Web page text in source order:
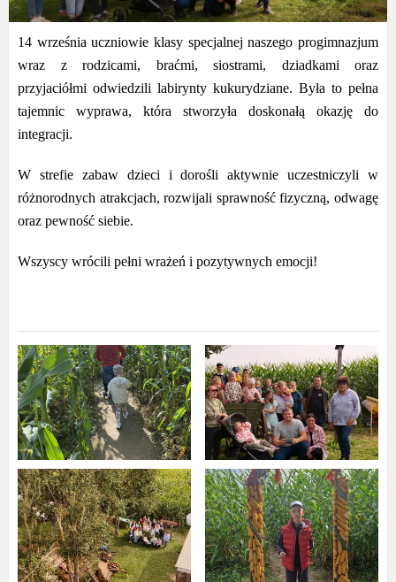
14 września uczniowie klasy specjalnej naszego progimnazjum
wraz z rodzicami, braćmi, siostrami, dziadkami oraz
przyjaciółmi odwiedzili labirynty kukurydziane. Była to pełna
tajemnic wyprawa, która stworzyła doskonałą okazję do
integracji.
W strefie zabaw dzieci i dorośli aktywnie uczestniczyli w
różnorodnych atrakcjach, rozwijali sprawność fizyczną, odwagę
oraz pewność siebie.
Wszyscy wrócili pełni wrażeń i pozytywnych emocji!